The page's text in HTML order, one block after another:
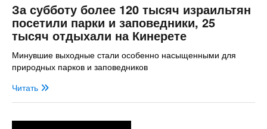
За субботу более 120 тысяч израильтян
посетили парки и заповедники, 25
тысяч отдыхали на Кинерете
Минувшие выходные стали особенно насыщенными для
природных парков и заповедников
Читать